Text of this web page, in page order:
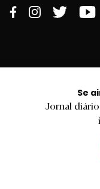
Se
Jornal